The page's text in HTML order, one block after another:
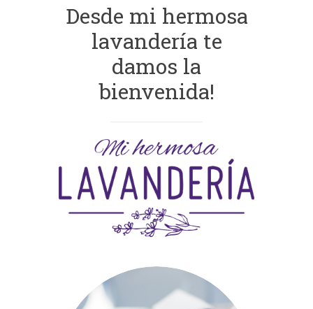
Desde mi hermosa
lavandería te
damos la
bienvenida!